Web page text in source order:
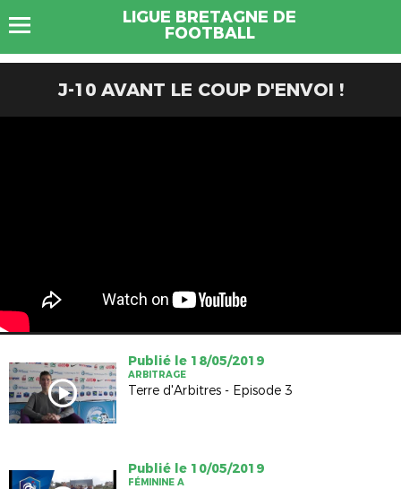
LIGUE BRETAGNE DE
FOOTBALL
J-10 AVANT LE COUP D'ENVOI !
Publié le 18/05/2019
ARBITRAGE
Terre d'Arbitres - Episode 3
Publié le 10/05/2019
FÉMININE A